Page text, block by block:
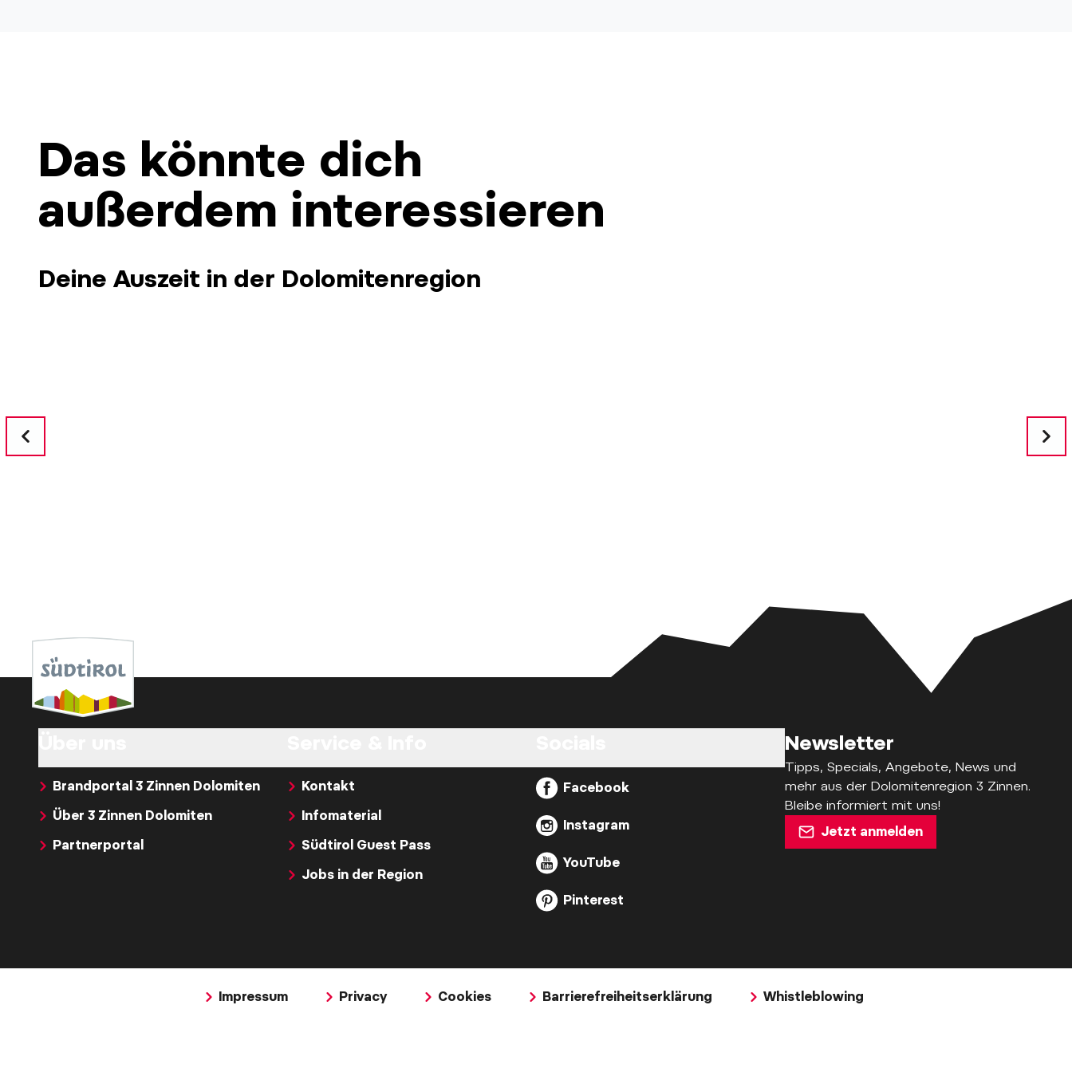
Das könnte dich
außerdem interessieren
Deine Auszeit in der Dolomitenregion
Brandportal 3 Zinnen Dolomiten
Über 3 Zinnen Dolomiten
Partnerportal
Kontakt
Infomaterial
Südtirol Guest Pass
Jobs in der Region
Facebook
Instagram
YouTube
Pinterest
Newsletter
Tipps, Specials, Angebote, News und
mehr aus der Dolomitenregion 3 Zinnen.
Bleibe informiert mit uns!
Jetzt anmelden
Impressum Privacy Cookies Barrierefreiheitserklärung Whistleblowing